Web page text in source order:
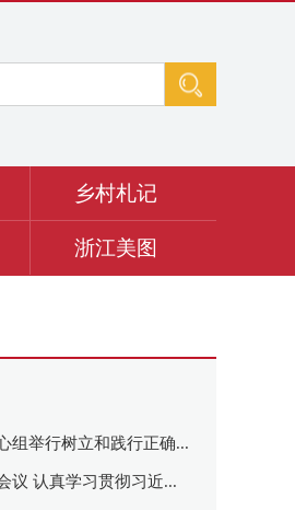
乡村札记
浙江美图